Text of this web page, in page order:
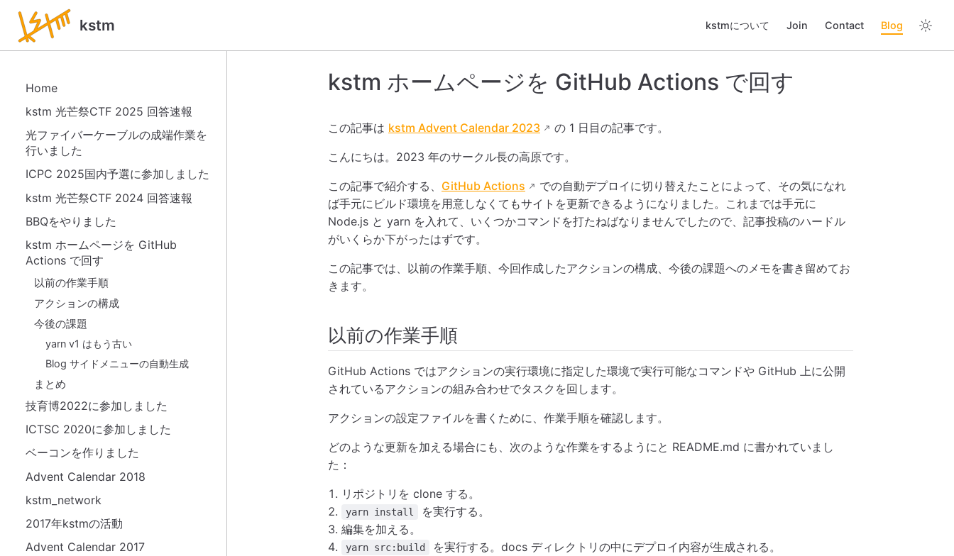
kstm kstmについて Join Contact Blog
Home
kstm 光芒祭CTF 2025 回答速報
光ファイバーケーブルの成端作業を
行いました
ICPC 2025国内予選に参加しました
kstm 光芒祭CTF 2024 回答速報
BBQをやりました
kstm ホームページを GitHub
Actions で回す
以前の作業手順
アクションの構成
今後の課題
yarn v1 はもう古い
Blog サイドメニューの自動生成
まとめ
技育博2022に参加しました
ICTSC 2020に参加しました
ベーコンを作りました
Advent Calendar 2018
kstm_network
2017年kstmの活動
Advent Calendar 2017
kstm ホームページを GitHub Actions で回す
この記事は kstm Advent Calendar 2023 の 1 日目の記事です。
こんにちは。2023 年のサークル長の高原です。
この記事で紹介する、 GitHub Actions
での自動デプロイに切り替えたことによって、その気になれ
ば手元にビルド環境を用意しなくてもサイトを更新できるようになりました。これまでは手元に
Node.js と yarn を入れて、いくつかコマンドを打たねばなりませんでしたので、記事投稿のハードル
がいくらか下がったはずです。
この記事では、以前の作業手順、今回作成したアクションの構成、今後の課題へのメモを書き留めてお
きます。
以前の作業手順
GitHub Actions ではアクションの実行環境に指定した環境で実行可能なコマンドや GitHub 上に公開
されているアクションの組み合わせでタスクを回します。
アクションの設定ファイルを書くために、作業手順を確認します。
どのような更新を加える場合にも、次のような作業をするようにと README.md に書かれていまし
た：
リポジトリを clone する。
yarn install
を実行する。
編集を加える。
yarn src:build
を実行する。docs ディレクトリの中にデプロイ内容が生成される。